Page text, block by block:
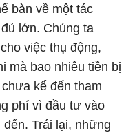
bàn về một tác
lớn. Chúng ta
việc thụ động,
mà bao nhiêu tiền bị
kể đến tham
phí vì đầu tư vào
Trái lại, những